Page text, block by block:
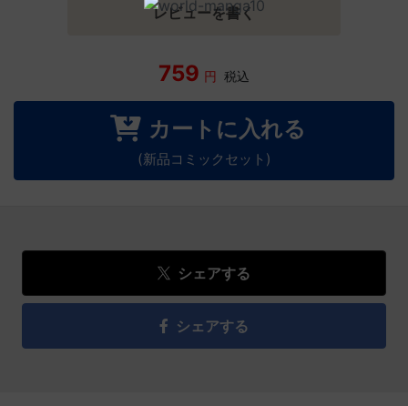
レビューを書く
759 円 税込
カートに入れる
(新品コミックセット)
シェアする
シェアする